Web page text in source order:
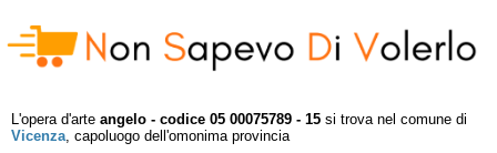
L'opera d'arte angelo - codice 05 00075789 - 15 si trova nel comune di
Vicenza, capoluogo dell'omonima provincia